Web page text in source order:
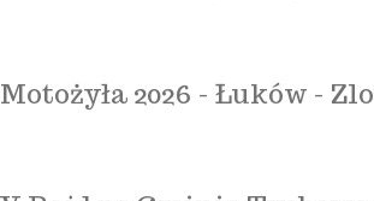
Motożyła 2026 - Łuków -